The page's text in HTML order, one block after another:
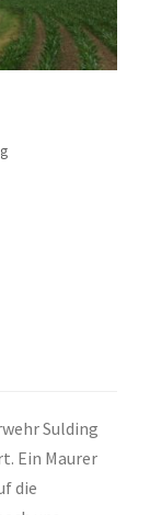
Sulding
Ein Maurer
die